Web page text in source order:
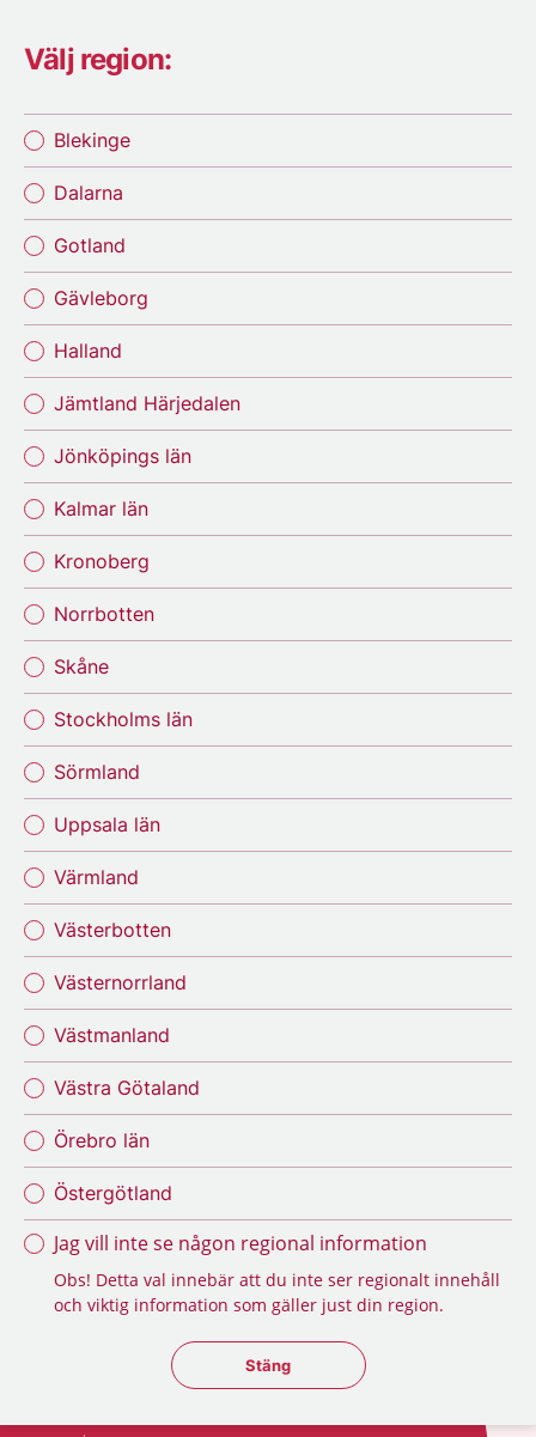
Välj region:
Blekinge
Dalarna
Gotland
Gävleborg
Halland
Jämtland Härjedalen
Jönköpings län
Kalmar län
Kronoberg
Norrbotten
Skåne
Stockholms län
Sörmland
Uppsala län
Värmland
Västerbotten
Västernorrland
Västmanland
Västra Götaland
Örebro län
Östergötland
Jag vill inte se någon regional information
Obs! Detta val innebär att du inte ser regionalt innehåll
och viktig information som gäller just din region.
Stäng regionsväljaren
Stäng